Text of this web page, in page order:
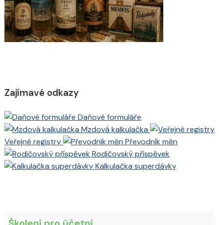
Zajímavé odkazy
Daňové formuláře
Mzdová kalkulačka
Veřejné registry
Převodník měn
Rodičovský příspěvek
Kalkulačka superdávky